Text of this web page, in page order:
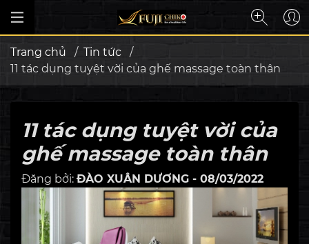
Trang chủ / Tin tức
/
11 tác dụng tuyệt vời của ghế massage toàn thân
11 tác dụng tuyệt vời của
ghế massage toàn thân
Đăng bởi: ĐÀO XUÂN DƯƠNG - 08/03/2022